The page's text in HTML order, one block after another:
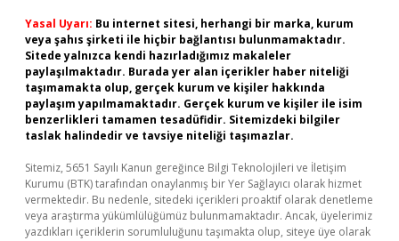
Yasal Uyarı: Bu internet sitesi, herhangi bir marka, kurum
veya şahıs şirketi ile hiçbir bağlantısı bulunmamaktadır.
Sitede yalnızca kendi hazırladığımız makaleler
paylaşılmaktadır. Burada yer alan içerikler haber niteliği
taşımamakta olup, gerçek kurum ve kişiler hakkında
paylaşım yapılmamaktadır. Gerçek kurum ve kişiler ile isim
benzerlikleri tamamen tesadüfidir. Sitemizdeki bilgiler
taslak halindedir ve tavsiye niteliği taşımazlar.
Sitemiz, 5651 Sayılı Kanun gereğince Bilgi Teknolojileri ve İletişim
Kurumu (BTK) tarafından onaylanmış bir Yer Sağlayıcı olarak hizmet
vermektedir. Bu nedenle, sitedeki içerikleri proaktif olarak denetleme
veya araştırma yükümlülüğümüz bulunmamaktadır. Ancak, üyelerimiz
yazdıkları içeriklerin sorumluluğunu taşımakta olup, siteye üye olarak